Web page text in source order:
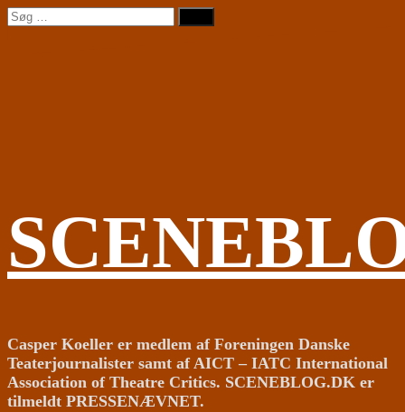
Videre
til
Søg
efter:
Casper Koeller er medlem af Foreningen Danske
Teaterjournalister samt af AICT – IATC International
Association of Theatre Critics. SCENEBLOG.DK er
tilmeldt PRESSENÆVNET.